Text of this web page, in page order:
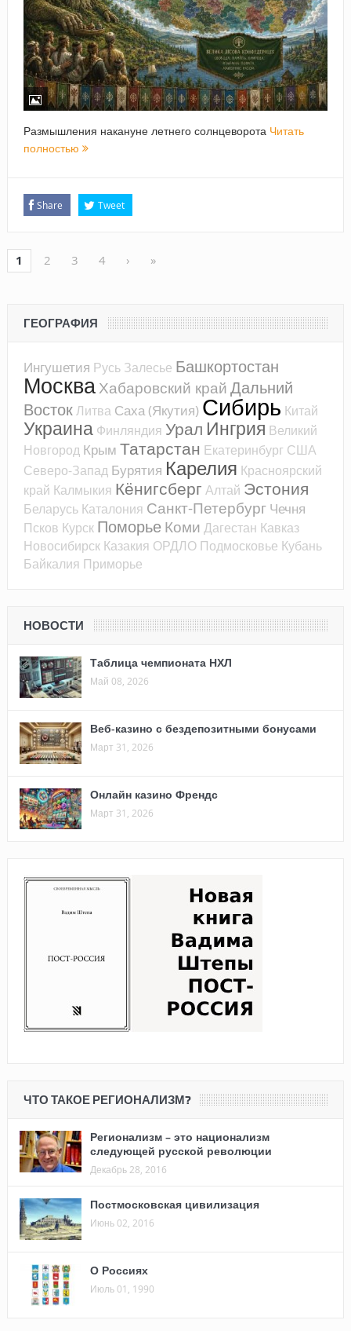
Размышления накануне летнего солнцеворота Читать
полностью
Share Tweet
1 2 3 4 › »
ГЕОГРАФИЯ
Ингушетия Русь Залесье Башкортостан
Москва Хабаровский край Дальний
ВостокЛитва Саха (Якутия) Сибирь Китай
Украина Финляндия Урал Ингрия Великий
Новгород Крым Татарстан Екатеринбург США
Северо-Запад Бурятия Карелия Красноярский
край Калмыкия Кёнигсберг Алтай Эстония
Беларусь Каталония Санкт-Петербург Чечня
Псков Курск Поморье Коми Дагестан Кавказ
Новосибирск Казакия ОРДЛО Подмосковье Кубань
Байкалия Приморье
НОВОСТИ
Таблица чемпионата НХЛ
Май 08, 2026
Веб-казино с бездепозитными бонусами
Март 31, 2026
Онлайн казино Френдс
Март 31, 2026
ЧТО ТАКОЕ РЕГИОНАЛИЗМ?
Регионализм – это национализм
следующей русской революции
Декабрь 28, 2016
Постмосковская цивилизация
Июнь 02, 2016
О Россиях
Июль 01, 1990